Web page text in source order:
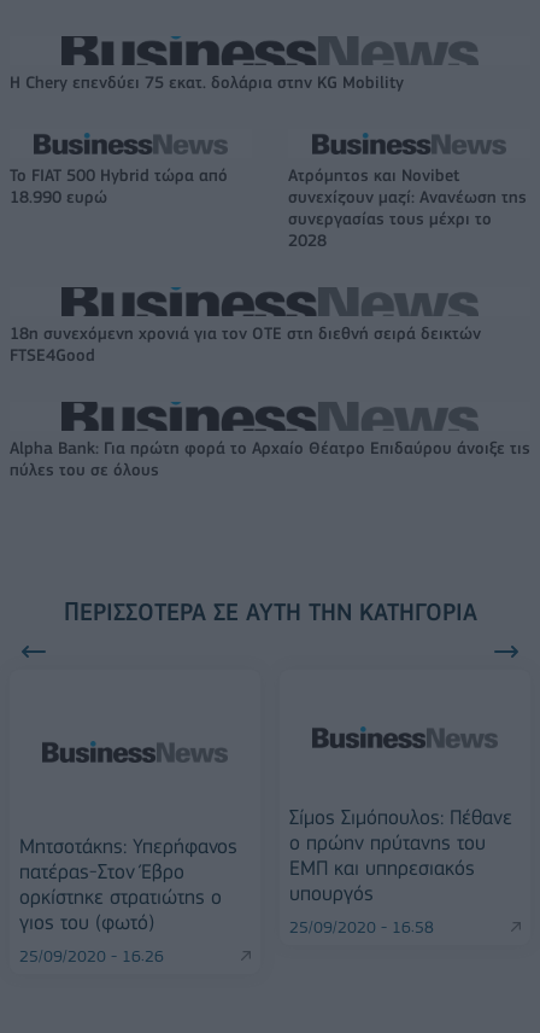
Η Chery επενδύει 75 εκατ. δολάρια στην KG Mobility
Το FIAT 500 Hybrid τώρα από
18.990 ευρώ
Ατρόμητος και Novibet
συνεχίζουν μαζί: Ανανέωση της
συνεργασίας τους μέχρι το
2028
18η συνεχόμενη χρονιά για τον ΟΤΕ στη διεθνή σειρά δεικτών
FTSE4Good
Alpha Bank: Για πρώτη φορά το Αρχαίο Θέατρο Επιδαύρου άνοιξε τις
πύλες του σε όλους
ΠΕΡΙΣΣΌΤΕΡΑ ΣΕ ΑΥΤΉ ΤΗΝ ΚΑΤΗΓΟΡΊΑ
Μητσοτάκης: Υπερήφανος
πατέρας-Στον Έβρο
ορκίστηκε στρατιώτης ο
γιος του (φωτό)
25/09/2020 - 16:26
Σίμος Σιμόπουλος: Πέθανε
ο πρώην πρύτανης του
ΕΜΠ και υπηρεσιακός
υπουργός
25/09/2020 - 16:58